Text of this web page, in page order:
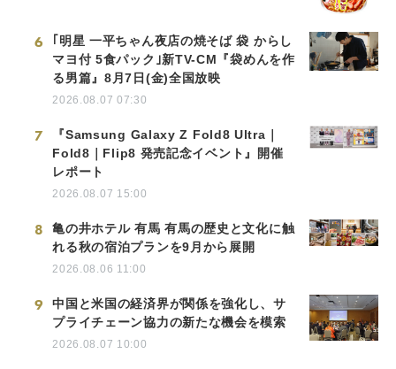
6
｢明星 一平ちゃん夜店の焼そば 袋 からし
マヨ付 5食パック｣新TV-CM『袋めんを作
る男篇』8月7日(金)全国放映
2026.08.07 07:30
7
『Samsung Galaxy Z Fold8 Ultra｜
Fold8｜Flip8 発売記念イベント』開催
レポート
2026.08.07 15:00
8
亀の井ホテル 有馬 有馬の歴史と文化に触
れる秋の宿泊プランを9月から展開
2026.08.06 11:00
9
中国と米国の経済界が関係を強化し、サ
プライチェーン協力の新たな機会を模索
2026.08.07 10:00